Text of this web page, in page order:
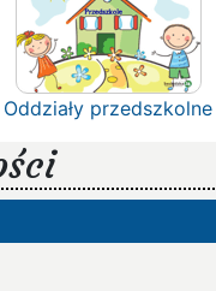
Oddziały przedszkolne